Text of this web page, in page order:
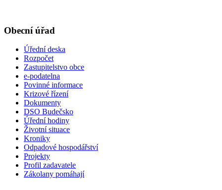
Obecní úřad
Úřední deska
Rozpočet
Zastupitelstvo obce
e-podatelna
Povinné informace
Krizové řízení
Dokumenty
DSO Budečsko
Úřední hodiny
Životní situace
Kroniky
Odpadové hospodářství
Projekty
Profil zadavatele
Zákolany pomáhají